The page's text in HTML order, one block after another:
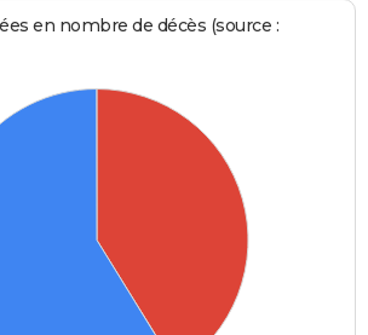
en nombre de décès (source :